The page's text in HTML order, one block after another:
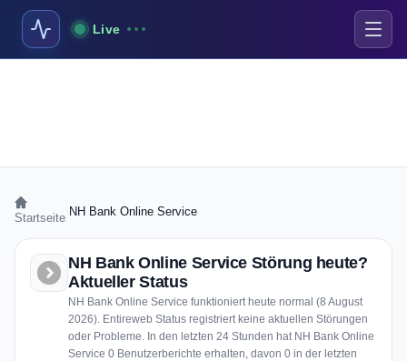
Live
Startseite NH Bank Online Service
NH Bank Online Service Störung heute?
Aktueller Status
NH Bank Online Service funktioniert heute normal (8 August
2026). Entireweb Status registriert keine aktuellen Störungen
oder Probleme. In den letzten 24 Stunden hat NH Bank Online
Service 0 Benutzerberichte erhalten, davon 0 in der letzten